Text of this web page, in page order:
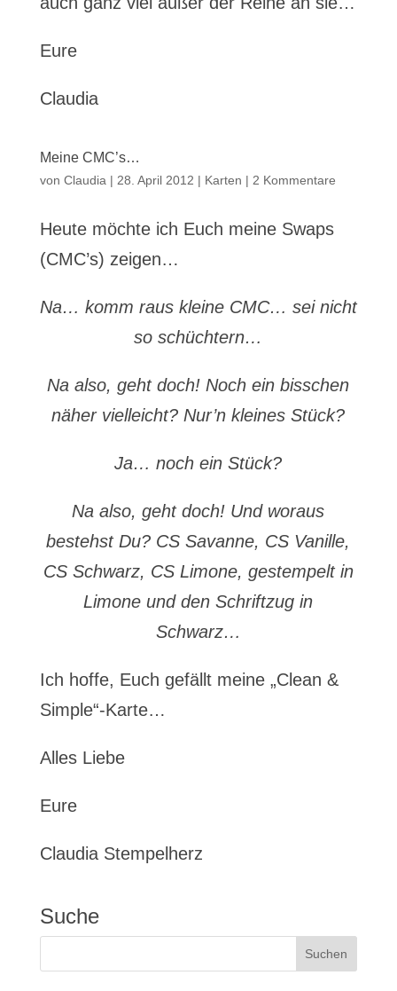
Eure
Claudia
Meine CMC’s…
von Claudia | 28. April 2012 | Karten | 2 Kommentare
Heute möchte ich Euch meine Swaps
(CMC’s) zeigen…
Na… komm raus kleine CMC… sei nicht
so schüchtern…
Na also, geht doch! Noch ein bisschen
näher vielleicht? Nur’n kleines Stück?
Ja… noch ein Stück?
Na also, geht doch! Und woraus
bestehst Du? CS Savanne, CS Vanille,
CS Schwarz, CS Limone, gestempelt in
Limone und den Schriftzug in
Schwarz…
Ich hoffe, Euch gefällt meine „Clean &
Simple“-Karte…
Alles Liebe
Eure
Claudia Stempelherz
Suche